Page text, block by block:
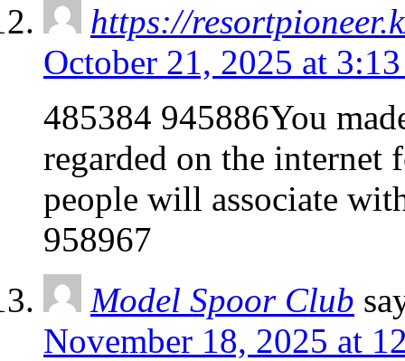
https://
October 21, 2025 at
485384 945886You
regarded on the internet
people will associate
958967
Model Spoor Club
November 18, 2025 at